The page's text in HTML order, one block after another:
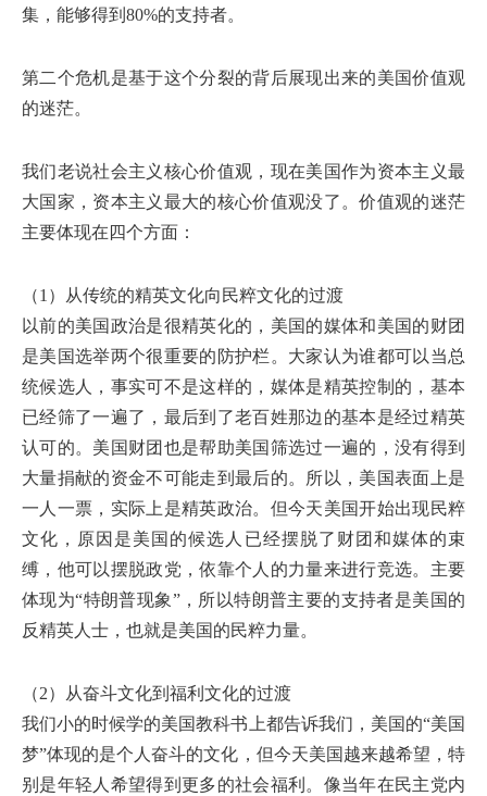
集，能够得到80%的支持者。
第二个危机是基于这个分裂的背后展现出来的美国价值观
的迷茫。
我们老说社会主义核心价值观，现在美国作为资本主义最
大国家，资本主义最大的核心价值观没了。价值观的迷茫
主要体现在四个方面：
（1）从传统的精英文化向民粹文化的过渡
以前的美国政治是很精英化的，美国的媒体和美国的财团
是美国选举两个很重要的防护栏。大家认为谁都可以当总
统候选人，事实可不是这样的，媒体是精英控制的，基本
已经筛了一遍了，最后到了老百姓那边的基本是经过精英
认可的。美国财团也是帮助美国筛选过一遍的，没有得到
大量捐献的资金不可能走到最后的。所以，美国表面上是
一人一票，实际上是精英政治。但今天美国开始出现民粹
文化，原因是美国的候选人已经摆脱了财团和媒体的束
缚，他可以摆脱政党，依靠个人的力量来进行竞选。主要
体现为“特朗普现象”，所以特朗普主要的支持者是美国的
反精英人士，也就是美国的民粹力量。
（2）从奋斗文化到福利文化的过渡
我们小的时候学的美国教科书上都告诉我们，美国的“美国
梦”体现的是个人奋斗的文化，但今天美国越来越希望，特
别是年轻人希望得到更多的社会福利。像当年在民主党内